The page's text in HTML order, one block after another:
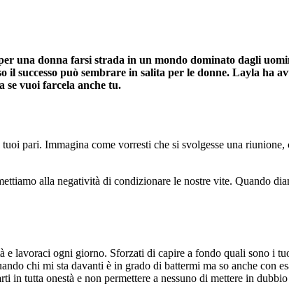
una donna farsi strada in un mondo dominato dagli
successo può sembrare in salita per le donne. Layla ha
se vuoi farcela anche tu.
pari. Immagina come vorresti che si svolgesse una
alla negatività di condizionare le nostre vite. Quando
lavoraci ogni giorno. Sforzati di capire a fondo quali sono i
chi mi sta davanti è in grado di battermi ma so anche con
in tutta onestà e non permettere a nessuno di mettere in